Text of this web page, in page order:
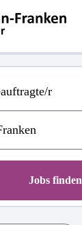
Jobs finden